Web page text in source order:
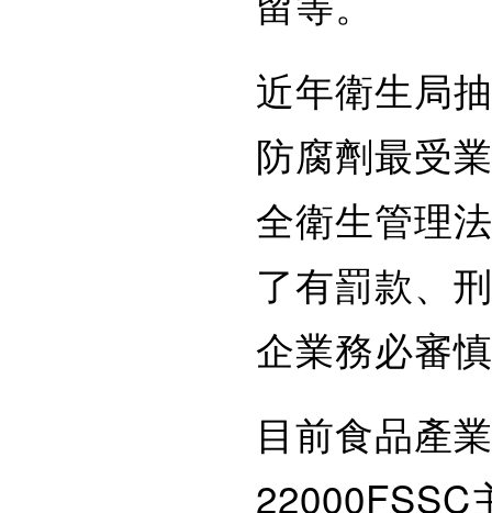
近年衛生局
防腐劑最受
全衛生管理
了有罰款、
企業務必審
目前食品產
22000FSSC